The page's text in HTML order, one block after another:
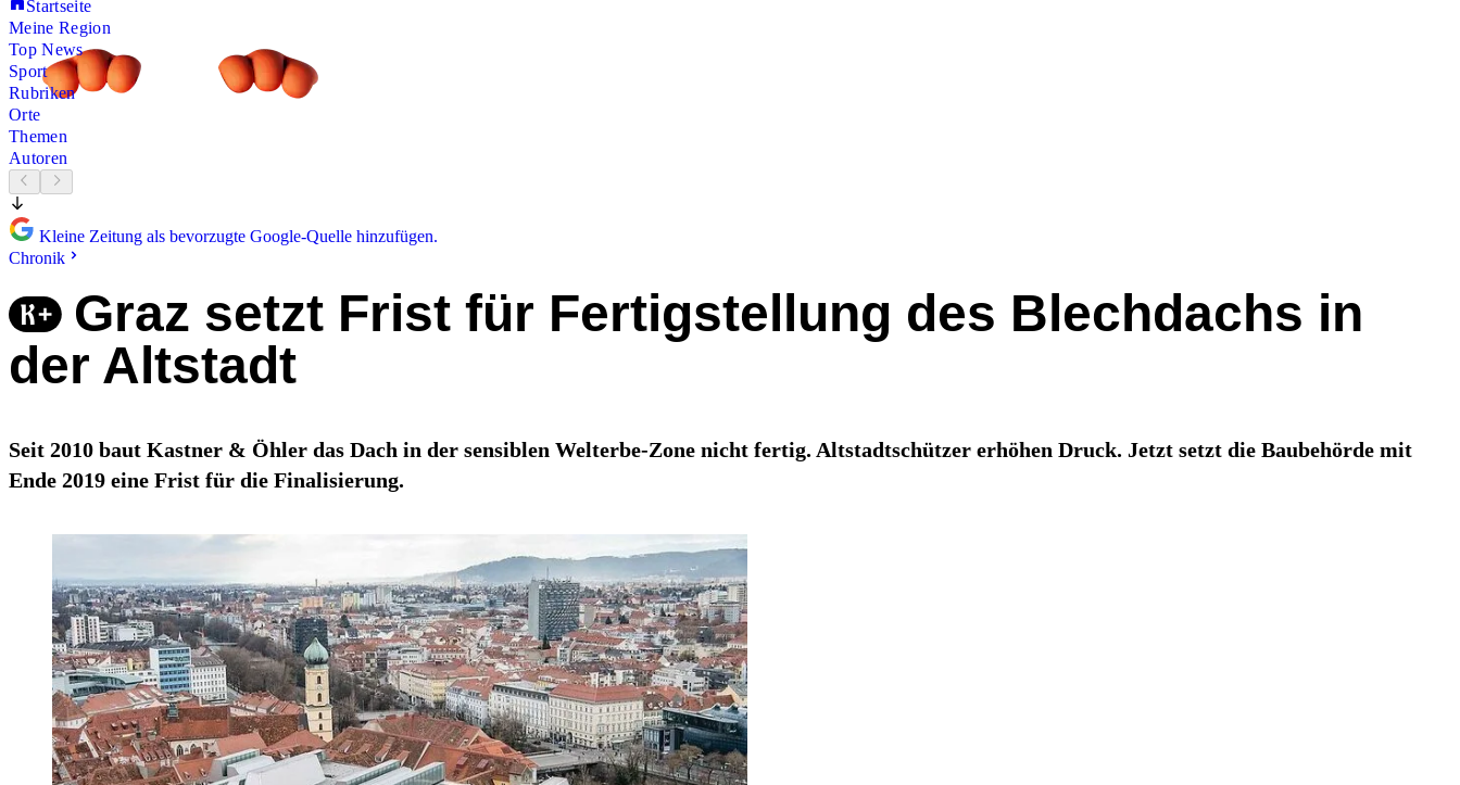
Startseite
Meine Region
Top News
Sport
Rubriken
Orte
Themen
Autoren
Kleine Zeitung als bevorzugte Google-Quelle hinzufügen.
Chronik
Graz setzt Frist für Fertigstellung des Blechdachs in
der Altstadt
Seit 2010 baut Kastner & Öhler das Dach in der sensiblen Welterbe-Zone nicht fertig. Altstadtschützer erhöhen Druck. Jetzt setzt die Baubehörde mit
Ende 2019 eine Frist für die Finalisierung.